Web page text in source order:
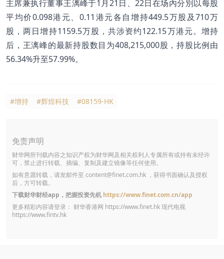
主席兼执行董事王漓峰于1月21日、22日在场內分別以每股
平均价0.098港元、0.11港元各自增持449.5万股及710万
股，两日增持1159.5万股，共涉资约122.15万港元。增持
后，王漓峰的最新持股数目为408,215,000股，持股比例由
56.34%升至57.99%。
#增持 #辉煌科技 #08159-HK
免责声明
财华网所刊载内容之知识产权为财华网及相关权利人专属所有或持有未经许
可，禁止进行转载、摘编、复制及建立镜像等任何使用。
如有意愿转载，请发邮件至 content@finet.com.hk ，获得书面确认及授权
后，方可转载。
下载财华财经app，把握投资先机 https://www.finet.com.cn/app
更多精彩内容请登录： 财华香港网 https://www.finet.hk现代电视
https://www.fintv.hk